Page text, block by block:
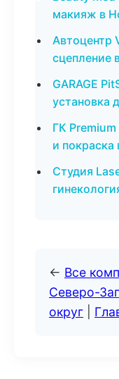
макияж в
Автоцентр
сцепление
GARAGE
установка
ГК
и
Студия
← Все
Северо-
округ